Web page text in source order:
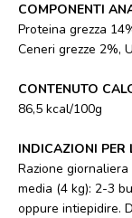
COMPONENTI
Proteina grezza
Ceneri grezze 2%,
CONTENUTO
86,5 kcal/100g
INDICAZIONI PER
Razione
media (4 kg): 2-3
oppure intiepidire.